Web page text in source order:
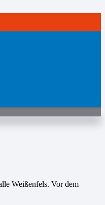
Weißenfels. Vor dem